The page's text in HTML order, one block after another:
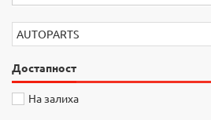
AUTOPARTS
Достапност
На залиха